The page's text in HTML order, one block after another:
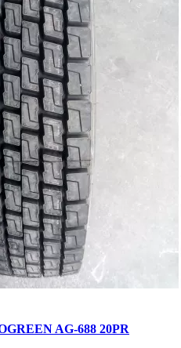
AG-688 20PR